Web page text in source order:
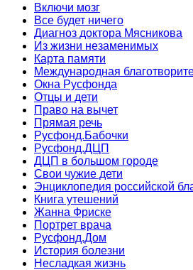
Включи мозг
Все будет ничего
Диагноз доктора Мясникова
Из жизни незаменимых
Карта памяти
Международная
Окна Русфонда
Отцы и дети
Право на вычет
Прямая речь
Русфонд.Бабочки
Русфонд.ДЦП
ДЦП в большом городе
Свои чужие дети
Энциклопедия российской
Книга утешений
Жанна Фриске
Портрет врача
Русфонд.Дом
История болезни
Несладкая жизнь